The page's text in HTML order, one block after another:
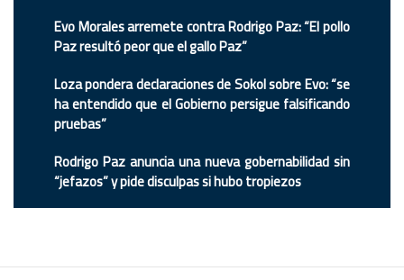
Evo Morales arremete contra Rodrigo Paz: “El pollo
Paz resultó peor que el gallo Paz”
Loza pondera declaraciones de Sokol sobre Evo: “se
ha entendido que el Gobierno persigue falsificando
pruebas”
Rodrigo Paz anuncia una nueva gobernabilidad sin
“jefazos” y pide disculpas si hubo tropiezos